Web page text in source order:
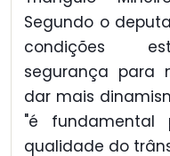
Segundo o
condições
segurança para
dar mais
"é fundamental
qualidade do